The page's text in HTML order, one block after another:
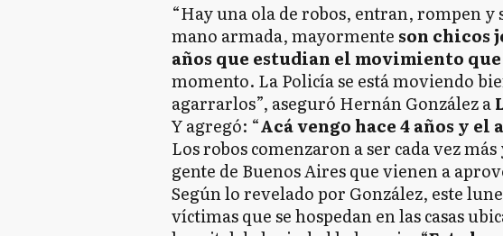
“Hay una ola de robos, entran, rompen y
mano armada, mayormente son chicos
años que estudian el movimiento que
momento. La Policía se está moviendo
agarrarlos”, aseguró Hernán González a
Y agregó: “Acá vengo hace 4 años y
Los robos comenzaron a ser cada vez más
gente de Buenos Aires que vienen a
Según lo revelado por González, este
víctimas que se hospedan en las casas